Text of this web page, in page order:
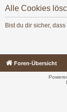
Alle Cookies
Bist du dir sicher,
Foren-Übersicht